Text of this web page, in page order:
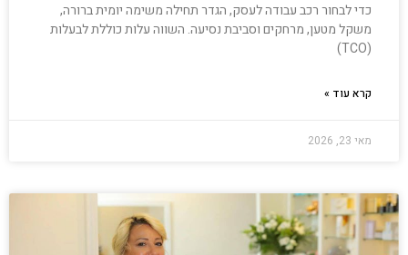
כדי לבחור רכב עבודה לעסק, הגדר תחילה משימה יומית ברורה,
משקל מטען, מרחקים וסביבת נסיעה. השווה עלות כוללת לבעלות
(TCO)
קרא עוד »
מאי 23, 2026